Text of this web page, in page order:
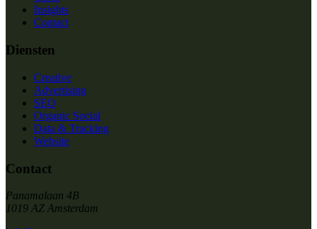
Insights
Contact
Diensten
Creative
Advertising
SEO
Organic Social
Data & Tracking
Website
Contact
Panamalaan 4B
1019 AZ Amsterdam